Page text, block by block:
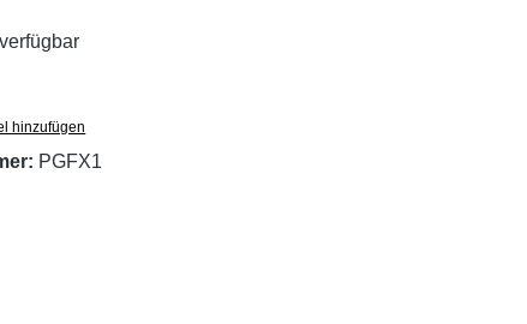
hinzufügen
PGFX1